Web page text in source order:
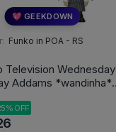
💖 GEEKDOWN
Funko in POA - RS
Television Wednesday
Addams *wandinha*
OFF